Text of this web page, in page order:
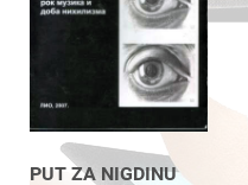
PUT ZA NIGDINU